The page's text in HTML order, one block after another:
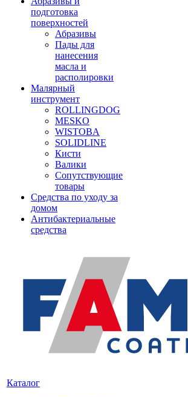
подготовка
поверхностей
Абразивы
Пады для
нанесения
масла и
располировки
Малярный
инструмент
ROLLINGDOG
MESKO
WISTOBA
SOLIDLINE
Кисти
Валики
Сопутствующие
товары
Средства по уходу за
домом
Антибактериальные
средства
Каталог